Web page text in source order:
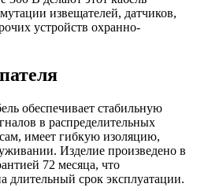
извещателей, датчиков,
устройств охранно-
обеспечивает стабильную
в распределительных
имеет гибкую изоляцию,
Изделие произведено в
72 месяца, что
длительный срок эксплуатации.